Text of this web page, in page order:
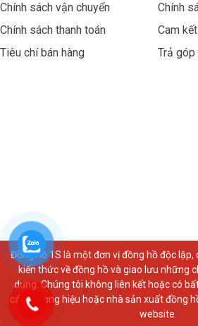
Chính sách vận chuyển
Chính sách thanh toán
Tiêu chí bán hàng
Chính
Cam
Trả góp
Đồng hồ 1S là một đơn vị đồng hồ độc lập,
kiến thức về đồng hồ và giao lưu những
dụng. Chúng tôi không liên kết hoặc có
các thương hiệu hoặc nhà sản xuất đồng
website.